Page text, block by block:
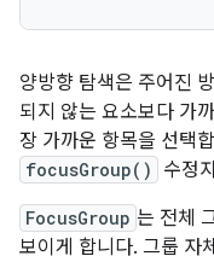
양방향 탐색은 주어진
되지 않는 요소보다 가
장 가까운 항목을 선택
focusGroup() 수정
FocusGroup 는 전체
보이게 합니다. 그룹 자